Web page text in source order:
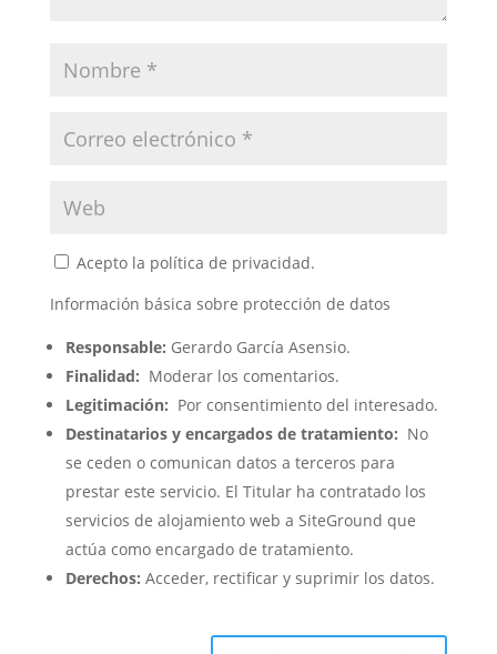
Acepto la política de privacidad.
Información básica sobre protección de datos
Responsable: Gerardo García Asensio.
Finalidad: Moderar los comentarios.
Legitimación: Por consentimiento del interesado.
Destinatarios y encargados de tratamiento: No
se ceden o comunican datos a terceros para
prestar este servicio. El Titular ha contratado los
servicios de alojamiento web a SiteGround que
actúa como encargado de tratamiento.
Derechos: Acceder, rectificar y suprimir los datos.